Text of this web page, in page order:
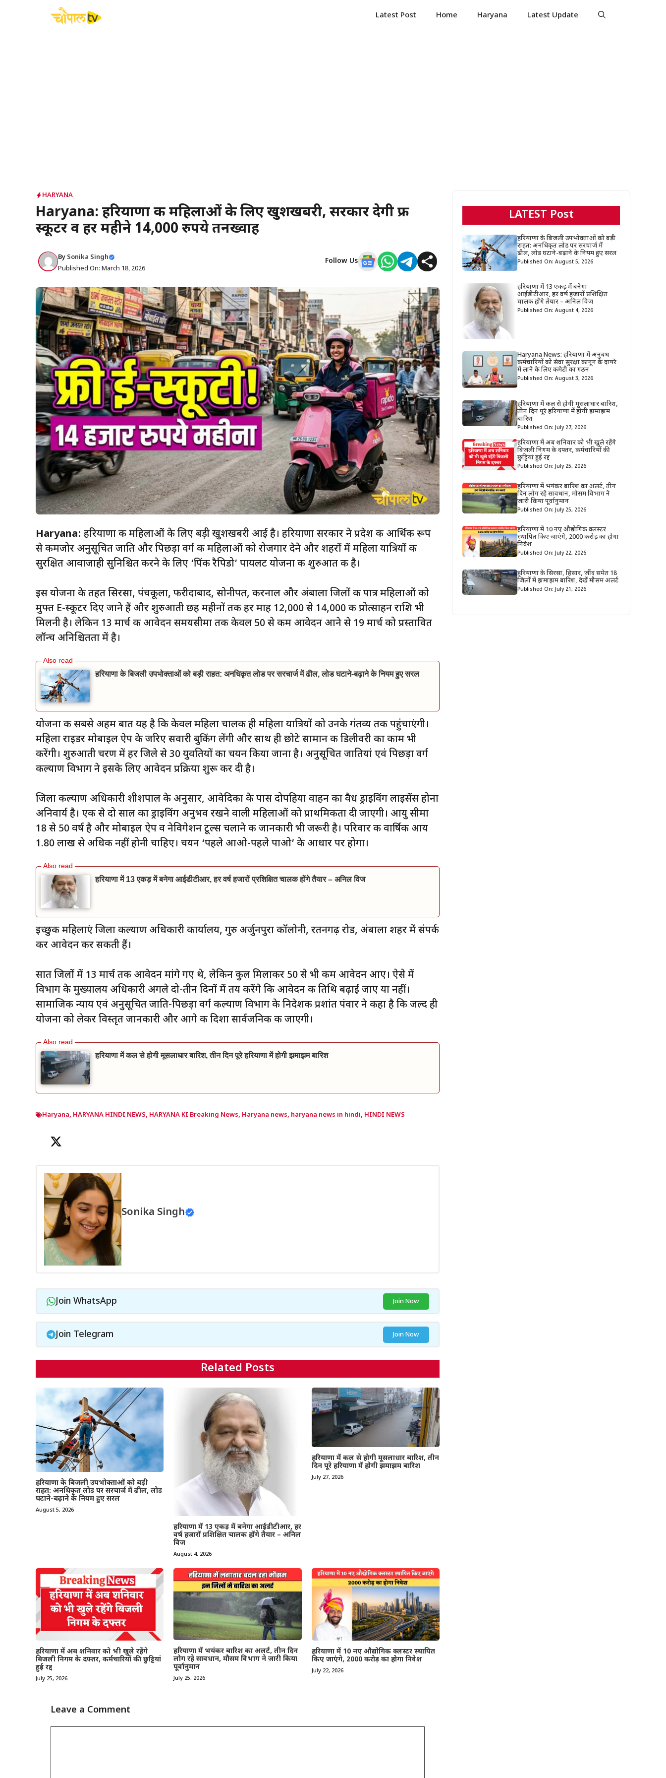
Latest Post Home Haryana Latest Update
HARYANA
Haryana: हरियाणा की महिलाओं के लिए खुशखबरी, सरकार देगी फ्री
स्कूटर व हर महीने 14,000 रुपये तनख्वाह
By Sonika Singh
Published On: March 18, 2026
Follow Us
Haryana: हरियाणा की महिलाओं के लिए बड़ी खुशखबरी आई है। हरियाणा सरकार ने प्रदेश की आर्थिक रूप
से कमजोर अनुसूचित जाति और पिछड़ा वर्ग की महिलाओं को रोजगार देने और शहरों में महिला यात्रियों की
सुरक्षित आवाजाही सुनिश्चित करने के लिए ‘पिंक रैपिडो’ पायलट योजना की शुरुआत की है।
इस योजना के तहत सिरसा, पंचकूला, फरीदाबाद, सोनीपत, करनाल और अंबाला जिलों की पात्र महिलाओं को
मुफ्त E-स्कूटर दिए जाने हैं और शुरुआती छह महीनों तक हर माह ₹12,000 से ₹14,000 की प्रोत्साहन राशि भी
मिलनी है। लेकिन 13 मार्च की आवेदन समयसीमा तक केवल 50 से कम आवेदन आने से 19 मार्च को प्रस्तावित
लॉन्च अनिश्चितता में है।
हरियाणा के बिजली उपभोक्ताओं को बड़ी राहत: अनधिकृत लोड पर सरचार्ज में ढील, लोड घटाने-बढ़ाने के नियम हुए सरल
योजना की सबसे अहम बात यह है कि केवल महिला चालक ही महिला यात्रियों को उनके गंतव्य तक पहुंचाएंगी।
महिला राइडर मोबाइल ऐप के जरिए सवारी बुकिंग लेंगी और साथ ही छोटे सामान की डिलीवरी का काम भी
करेंगी। शुरुआती चरण में हर जिले से 30 युवतियों का चयन किया जाना है। अनुसूचित जातियां एवं पिछड़ा वर्ग
कल्याण विभाग ने इसके लिए आवेदन प्रक्रिया शुरू कर दी है।
जिला कल्याण अधिकारी शीशपाल के अनुसार, आवेदिका के पास दोपहिया वाहन का वैध ड्राइविंग लाइसेंस होना
अनिवार्य है। एक से दो साल का ड्राइविंग अनुभव रखने वाली महिलाओं को प्राथमिकता दी जाएगी। आयु सीमा
18 से 50 वर्ष है और मोबाइल ऐप व नेविगेशन टूल्स चलाने की जानकारी भी जरूरी है। परिवार की वार्षिक आय
₹1.80 लाख से अधिक नहीं होनी चाहिए। चयन ‘पहले आओ-पहले पाओ’ के आधार पर होगा।
हरियाणा में 13 एकड़ में बनेगा आईडीटीआर, हर वर्ष हजारों प्रशिक्षित चालक होंगे तैयार – अनिल विज
इच्छुक महिलाएं जिला कल्याण अधिकारी कार्यालय, गुरु अर्जुनपुरा कॉलोनी, रतनगढ़ रोड, अंबाला शहर में संपर्क
कर आवेदन कर सकती हैं।
सात जिलों में 13 मार्च तक आवेदन मांगे गए थे, लेकिन कुल मिलाकर 50 से भी कम आवेदन आए। ऐसे में
विभाग के मुख्यालय अधिकारी अगले दो-तीन दिनों में तय करेंगे कि आवेदन की तिथि बढ़ाई जाए या नहीं।
सामाजिक न्याय एवं अनुसूचित जाति-पिछड़ा वर्ग कल्याण विभाग के निदेशक प्रशांत पंवार ने कहा है कि जल्द ही
योजना को लेकर विस्तृत जानकारी और आगे की दिशा सार्वजनिक की जाएगी।
हरियाणा में कल से होगी मूसलाधार बारिश, तीन दिन पूरे हरियाणा में होगी झमाझम बारिश
Haryana, HARYANA HINDI NEWS, HARYANA KI Breaking News, Haryana news, haryana news in hindi, HINDI NEWS
Sonika Singh
Join WhatsApp Join Now
Join Telegram Join Now
Related Posts
हरियाणा के बिजली उपभोक्ताओं को बड़ी
राहत: अनधिकृत लोड पर सरचार्ज में ढील, लोड
घटाने-बढ़ाने के नियम हुए सरल
August 5, 2026
हरियाणा में 13 एकड़ में बनेगा आईडीटीआर, हर
वर्ष हजारों प्रशिक्षित चालक होंगे तैयार – अनिल
विज
August 4, 2026
हरियाणा में कल से होगी मूसलाधार बारिश, तीन
दिन पूरे हरियाणा में होगी झमाझम बारिश
July 27, 2026
हरियाणा में अब शनिवार को भी खुले रहेंगे
बिजली निगम के दफ्तर, कर्मचारियों की छुट्टियां
हुई रद्द
July 25, 2026
हरियाणा में भयंकर बारिश का अलर्ट, तीन दिन
लोग रहे सावधान, मौसम विभाग ने जारी किया
पूर्वानुमान
July 25, 2026
हरियाणा में 10 नए औद्योगिक क्लस्टर स्थापित
किए जाएंगे, 2000 करोड़ का होगा निवेश
July 22, 2026
Leave a Comment
LATEST Post
हरियाणा के बिजली उपभोक्ताओं को बड़ी
राहत: अनधिकृत लोड पर सरचार्ज में
ढील, लोड घटाने-बढ़ाने के नियम हुए सरल
Published On: August 5, 2026
हरियाणा में 13 एकड़ में बनेगा
आईडीटीआर, हर वर्ष हजारों प्रशिक्षित
चालक होंगे तैयार – अनिल विज
Published On: August 4, 2026
Haryana News: हरियाणा में अनुबंध
कर्मचारियों को सेवा सुरक्षा कानून के दायरे
में लाने के लिए कमेटी का गठन
Published On: August 3, 2026
हरियाणा में कल से होगी मूसलाधार बारिश,
तीन दिन पूरे हरियाणा में होगी झमाझम
बारिश
Published On: July 27, 2026
हरियाणा में अब शनिवार को भी खुले रहेंगे
बिजली निगम के दफ्तर, कर्मचारियों की
छुट्टियां हुई रद्द
Published On: July 25, 2026
हरियाणा में भयंकर बारिश का अलर्ट, तीन
दिन लोग रहे सावधान, मौसम विभाग ने
जारी किया पूर्वानुमान
Published On: July 25, 2026
हरियाणा में 10 नए औद्योगिक क्लस्टर
स्थापित किए जाएंगे, 2000 करोड़ का होगा
निवेश
Published On: July 22, 2026
हरियाणा के सिरसा, हिसार, जींद समेत 18
जिलों में झमाझम बारिश, देखें मौसम अलर्ट
Published On: July 21, 2026